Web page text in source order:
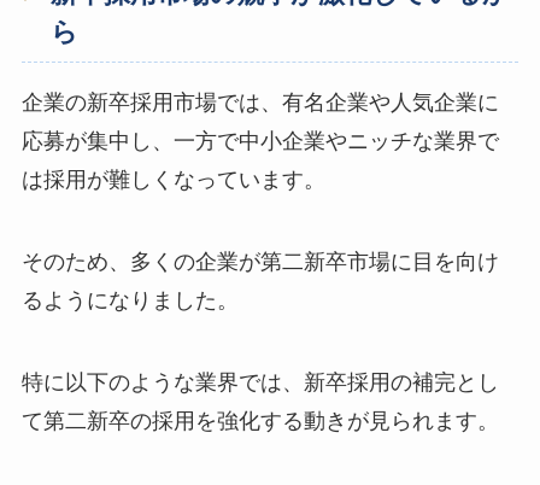
ら
企業の新卒採用市場では、有名企業や人気企業に
応募が集中し、一方で中小企業やニッチな業界で
は採用が難しくなっています。
そのため、多くの企業が第二新卒市場に目を向け
るようになりました。
特に以下のような業界では、新卒採用の補完とし
て第二新卒の採用を強化する動きが見られます。